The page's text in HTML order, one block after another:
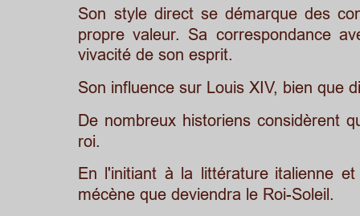
Son style direct se démarque des
propre valeur. Sa correspondance
vivacité de son esprit.
Son influence sur Louis XIV, bien que
De nombreux historiens considèrent
roi.
En l'initiant à la littérature italienne et
mécène que deviendra le Roi-Soleil.